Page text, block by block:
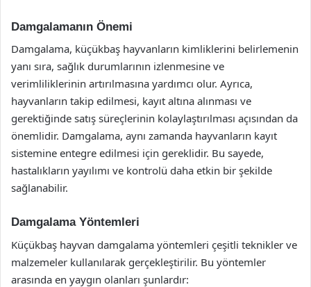
Damgalamanın Önemi
Damgalama, küçükbaş hayvanların kimliklerini belirlemenin
yanı sıra, sağlık durumlarının izlenmesine ve
verimliliklerinin artırılmasına yardımcı olur. Ayrıca,
hayvanların takip edilmesi, kayıt altına alınması ve
gerektiğinde satış süreçlerinin kolaylaştırılması açısından da
önemlidir. Damgalama, aynı zamanda hayvanların kayıt
sistemine entegre edilmesi için gereklidir. Bu sayede,
hastalıkların yayılımı ve kontrolü daha etkin bir şekilde
sağlanabilir.
Damgalama Yöntemleri
Küçükbaş hayvan damgalama yöntemleri çeşitli teknikler ve
malzemeler kullanılarak gerçekleştirilir. Bu yöntemler
arasında en yaygın olanları şunlardır: